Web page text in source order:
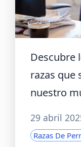
Descubre
razas que
nuestro
29 abril
Razas De